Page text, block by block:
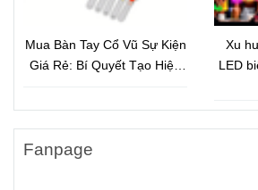
Mua Bàn Tay Cổ Vũ Sự Kiện
Giá Rẻ: Bí Quyết Tạo Hiệu
Xu
LED
Fanpage